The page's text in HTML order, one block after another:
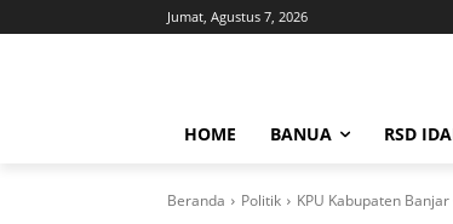
Jumat, Agustus 7, 2026
HOME BANUA RSD
Beranda Politik KPU Kabupaten